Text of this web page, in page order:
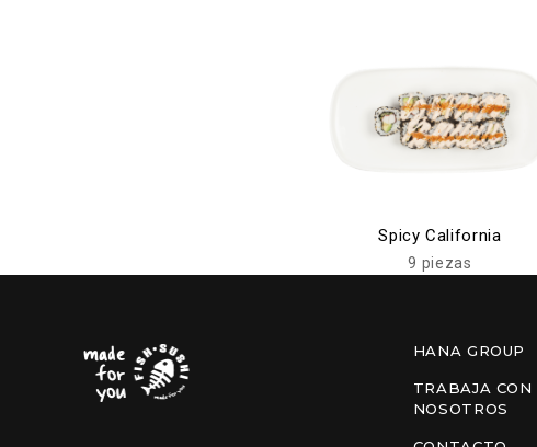
Spicy California
9 piezas
HANA GROUP
TRABAJA CON
NOSOTROS